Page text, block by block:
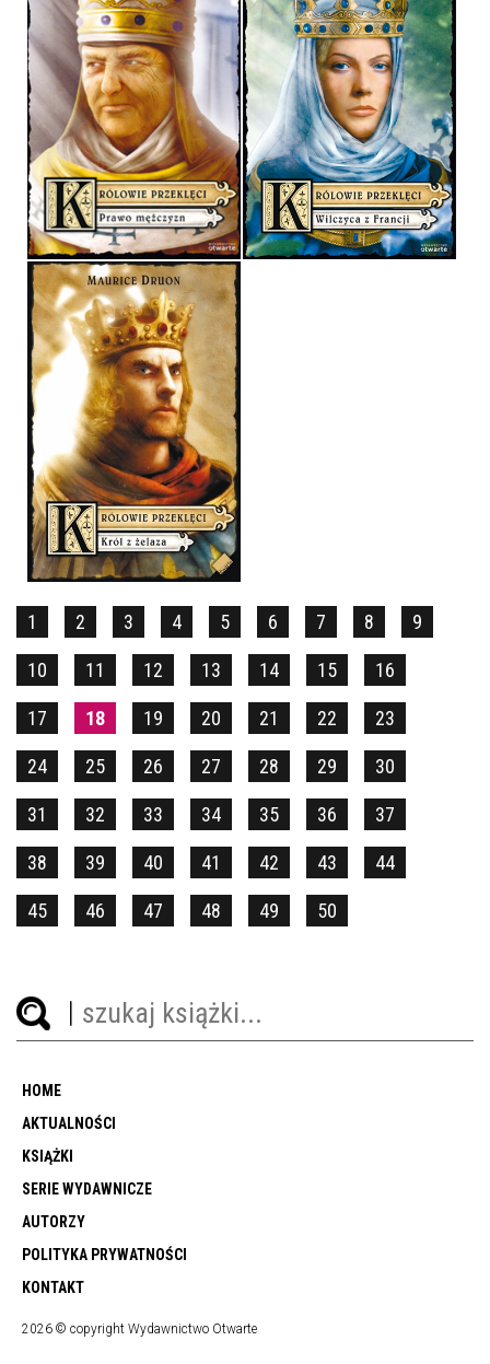
KRÓLOWIE PRZEKLĘCI
MAURICE DRUON
OPRAWA TWARDA
29,90 ZŁ
KRÓLOWIE PRZEKLĘCI
MAURICE DRUON
OPRAWA TWARDA
29,90 ZŁ
KRÓLOWIE PRZEKLĘCI
MAURICE DRUON
OPRAWA TWARDA
24,90 ZŁ
1 2 3 4 5 6 7 8 9
10 11 12 13 14 15 16
17 18 19 20 21 22 23
24 25 26 27 28 29 30
31 32 33 34 35 36 37
38 39 40 41 42 43 44
45 46 47 48 49 50
HOME
AKTUALNOŚCI
KSIĄŻKI
SERIE WYDAWNICZE
AUTORZY
POLITYKA PRYWATNOŚCI
KONTAKT
2026 © copyright Wydawnictwo Otwarte